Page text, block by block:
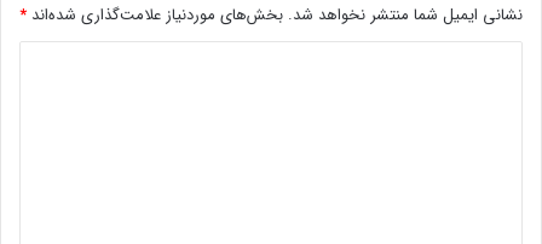
نشانی ایمیل شما منتشر نخواهد شد. بخش‌های موردنیاز علامت‌گذاری شده‌اند *